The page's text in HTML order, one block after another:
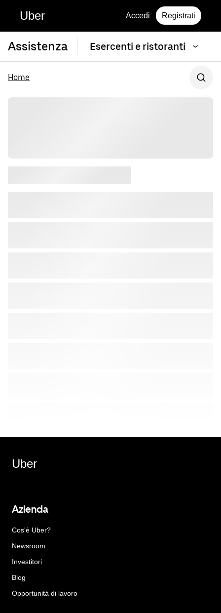
Uber Accedi Registrati
Assistenza Esercenti e ristoranti
Home
Uber
Azienda
Cos'è Uber?
Newsroom
Investitori
Blog
Opportunità di lavoro